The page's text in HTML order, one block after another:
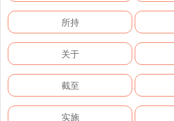
所持
关于
截至
实施